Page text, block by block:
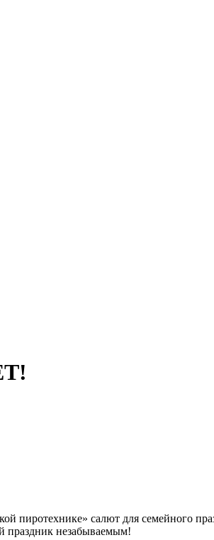
салют для семейного
праздник незабываемым!